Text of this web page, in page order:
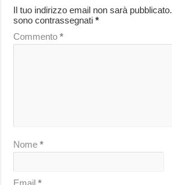
Il tuo indirizzo email non sarà pubblicato.
sono contrassegnati*
Commento*
Nome*